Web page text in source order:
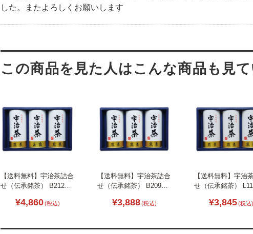
した。またよろしくお願いします
【送料無料】宇治茶詰合
せ（伝承銘茶） B2122-
¥4,860 (税込)
【送料無料】宇治茶詰合
せ（伝承銘茶） B2096-
¥3,888 (税込)
【送料無料】宇治
せ（伝承銘茶）
¥3,845 (税込)